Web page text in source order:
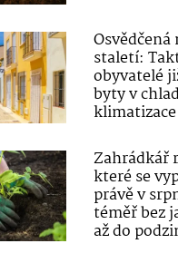
staletí:
obyvatelé
byty v
klimatizace
Zahrádkář
které se
právě v
téměř bez
až do